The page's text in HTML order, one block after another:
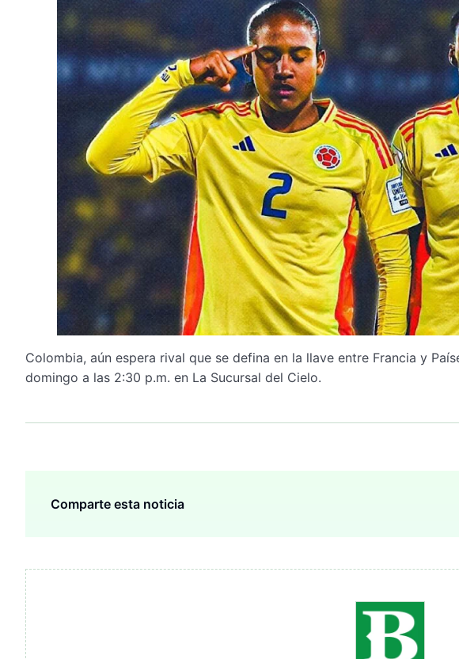
Colombia, aún espera rival que se defina en la llave entre Francia y
domingo a las 2:30 p.m. en La Sucursal del Cielo.
Comparte esta noticia